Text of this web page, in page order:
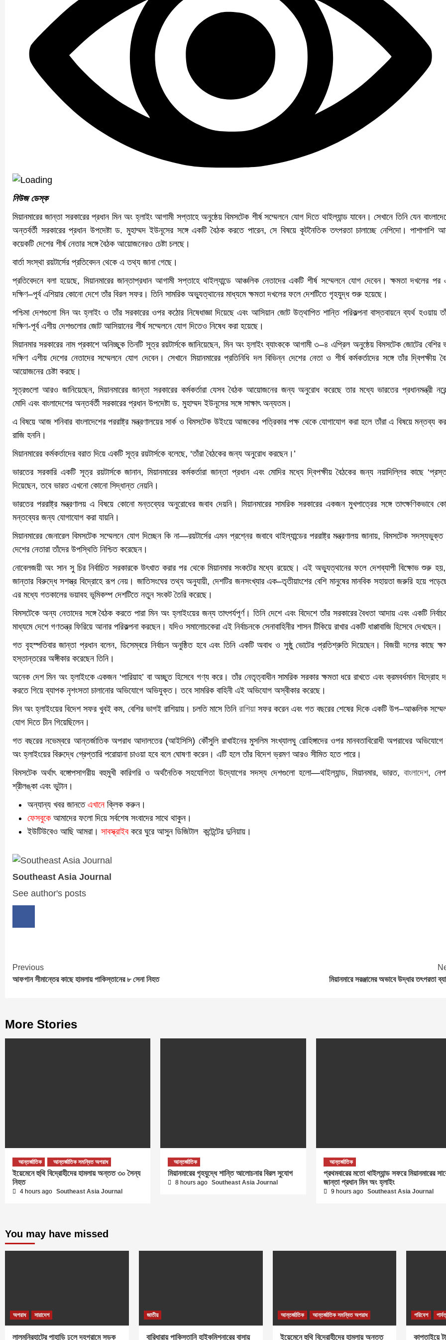
নিউজ ডেস্ক
মিয়ানমারের জান্তা সরকারের প্রধান মিন অং হ্লাইং আগামী সপ্তাহে অনুষ্ঠেয় বিমসটেক শীর্ষ সম্মেলনে যোগ দিতে থাইল্যান্ড যাবেন। সেখানে তিনি যেন
অন্তর্বর্তী সরকারের প্রধান উপদেষ্টা ড. মুহাম্মদ ইউনূসের সঙ্গে একটি বৈঠক করতে পারেন, সে বিষয়ে কূটনৈতিক তৎপরতা চালাচ্ছে নেপিদো। পাশাপাশি
কয়েকটি দেশের শীর্ষ নেতার সঙ্গে বৈঠক আয়োজনেরও চেষ্টা চলছে।
বার্তা সংস্থা রয়টার্সের প্রতিবেদন থেকে এ তথ্য জানা গেছে।
প্রতিবেদনে বলা হয়েছে, মিয়ানমারের জান্তাপ্রধান আগামী সপ্তাহে থাইল্যান্ডে আঞ্চলিক নেতাদের একটি শীর্ষ সম্মেলনে যোগ দেবেন। ক্ষমতা দখলের পর
দক্ষিণ–পূর্ব এশিয়ার কোনো দেশে তাঁর বিরল সফর। তিনি সামরিক অভ্যুত্থানের মাধ্যমে ক্ষমতা দখলের ফলে দেশটিতে গৃহযুদ্ধ শুরু হয়েছে।
পশ্চিমা দেশগুলো মিন অং হ্লাইং ও তাঁর সরকারের ওপর কঠোর নিষেধাজ্ঞা দিয়েছে এবং আসিয়ান জোট উত্থাপিত শান্তি পরিকল্পনা বাস্তবায়নে ব্যর্থ হওয়ায়
দক্ষিণ-পূর্ব এশীয় দেশগুলোর জোট আসিয়ানের শীর্ষ সম্মেলনে যোগ দিতেও নিষেধ করা হয়েছে।
মিয়ানমার সরকারের নাম প্রকাশে অনিচ্ছুক তিনটি সূত্র রয়টার্সকে জানিয়েছেন, মিন অং হ্লাইং ব্যাংককে আগামী ৩–৪ এপ্রিল অনুষ্ঠেয় বিমসটেক জোটের বেশির
দক্ষিণ এশীয় দেশের নেতাদের সম্মেলনে যোগ দেবেন। সেখানে মিয়ানমারের প্রতিনিধি দল বিভিন্ন দেশের নেতা ও শীর্ষ কর্মকর্তাদের সঙ্গে তাঁর দ্বিপক্ষীয়
আয়োজনের চেষ্টা করছে।
সূত্রগুলো আরও জানিয়েছেন, মিয়ানমারের জান্তা সরকারের কর্মকর্তারা যেসব বৈঠক আয়োজনের জন্য অনুরোধ করেছে তার মধ্যে ভারতের প্রধানমন্ত্রী
মোদি এবং বাংলাদেশের অন্তর্বর্তী সরকারের প্রধান উপদেষ্টা ড. মুহাম্মদ ইউনূসের সঙ্গে সাক্ষাৎ অন্যতম।
এ বিষয়ে আজ শনিবার বাংলাদেশের পররাষ্ট্র মন্ত্রণালয়ের সার্ক ও বিমসটেক উইংয়ে আজকের পত্রিকার পক্ষ থেকে যোগাযোগ করা হলে তাঁরা এ বিষয়ে মন্তব্য
রাজি হননি।
মিয়ানমারের কর্মকর্তাদের বরাত দিয়ে একটি সূত্র রয়টার্সকে বলেছে, ‘তাঁরা বৈঠকের জন্য অনুরোধ করছেন।’
ভারতের সরকারি একটি সূত্র রয়টার্সকে জানান, মিয়ানমারের কর্মকর্তারা জান্তা প্রধান এবং মোদির মধ্যে দ্বিপক্ষীয় বৈঠকের জন্য নয়াদিল্লির কাছে
দিয়েছেন, তবে ভারত এখনো কোনো সিদ্ধান্ত নেয়নি।
ভারতের পররাষ্ট্র মন্ত্রণালয় এ বিষয়ে কোনো মন্তব্যের অনুরোধের জবাব দেয়নি। মিয়ানমারের সামরিক সরকারের একজন মুখপাত্রের সঙ্গে তাৎক্ষণিকভাবে
মন্তব্যের জন্য যোগাযোগ করা যায়নি।
মিয়ানমারের জেনারেল বিমসটেক সম্মেলনে যোগ দিচ্ছেন কি না—রয়টার্সের এমন প্রশ্নের জবাবে থাইল্যান্ডের পররাষ্ট্র মন্ত্রণালয় জানায়, বিমসটেক
দেশের নেতারা তাঁদের উপস্থিতি নিশ্চিত করেছেন।
নোবেলজয়ী অং সান সু চির নির্বাচিত সরকারকে উৎখাত করার পর থেকে মিয়ানমার সংকটের মধ্যে রয়েছে। এই অভ্যুত্থানের ফলে দেশব্যাপী বিক্ষোভ শুরু
জান্তার বিরুদ্ধে সশস্ত্র বিদ্রোহে রূপ নেয়। জাতিসংঘের তথ্য অনুযায়ী, দেশটির জনসংখ্যার এক–তৃতীয়াংশের বেশি মানুষের মানবিক সহায়তা জরুরি হয়ে
এর মধ্যে গতকালের ভয়াবহ ভূমিকম্প দেশটিতে নতুন সংকট তৈরি করেছে।
বিমসটেকে অন্য নেতাদের সঙ্গে বৈঠক করতে পারা মিন অং হ্লাইংয়ের জন্য তাৎপর্যপূর্ণ। তিনি দেশে এবং বিদেশে তাঁর সরকারের বৈধতা আদায় এবং একটি
মাধ্যমে দেশে গণতন্ত্র ফিরিয়ে আনার পরিকল্পনা করছেন। যদিও সমালোচকেরা এই নির্বাচনকে সেনাবাহিনীর শাসন টিকিয়ে রাখার একটি ধাপ্পাবাজি হিসেবে দেখছেন।
গত বৃহস্পতিবার জান্তা প্রধান বলেন, ডিসেম্বরে নির্বাচন অনুষ্ঠিত হবে এবং তিনি একটি অবাধ ও সুষ্ঠু ভোটের প্রতিশ্রুতি দিয়েছেন। বিজয়ী দলের কাছে
হস্তান্তরের অঙ্গীকার করেছেন তিনি।
অনেক দেশ মিন অং হ্লাইংকে একজন ‘পারিয়াহ’ বা অচ্ছুত হিসেবে গণ্য করে। তাঁর নেতৃত্বাধীন সামরিক সরকার ক্ষমতা ধরে রাখতে এবং ক্রমবর্ধমান বিদ্রোহ
করতে গিয়ে ব্যাপক নৃশংসতা চালানোর অভিযোগে অভিযুক্ত। তবে সামরিক বাহিনী এই অভিযোগ অস্বীকার করেছে।
মিন অং হ্লাইংয়ের বিদেশ সফর খুবই কম, বেশির ভাগই রাশিয়ায়। চলতি মাসে তিনিরাশিয়াসফর করেন এবং গত বছরের শেষের দিকে একটি উপ–আঞ্চলিক
যোগ দিতে চীন গিয়েছিলেন।
গত বছরের নভেম্বরে আন্তর্জাতিক অপরাধ আদালতের (আইসিসি) কৌঁসুলি রাখাইনের মুসলিম সংখ্যালঘু রোহিঙ্গাদের ওপর মানবতাবিরোধী অপরাধের অভিযোগে
অং হ্লাইংয়ের বিরুদ্ধে গ্রেপ্তারি পরোয়ানা চাওয়া হবে বলে ঘোষণা করেন। এটি হলে তাঁর বিদেশ ভ্রমণ আরও সীমিত হতে পারে।
বিমসটেক অর্থাৎ বঙ্গোপসাগরীয় বহুমুখী কারিগরি ও অর্থনৈতিক সহযোগিতা উদ্যোগের সদস্য দেশগুলো হলো—থাইল্যান্ড, মিয়ানমার, ভারত, বাংলাদেশ,
শ্রীলঙ্কা এবং ভুটান।
অন্যান্য খবর জানতে এখানে ক্লিক করুন।
ফেসবুকেআমাদের ফলো দিয়ে সর্বশেষ সংবাদের সাথে থাকুন।
ইউটিউবেও আছি আমরা। সাবস্ক্রাইব করে ঘুরে আসুন ডিজিটাল কন্টেন্টের দুনিয়ায়।
Southeast Asia Journal
See author's posts
Continue
Reading
Previous
আফগান সীমান্তের কাছে হামলায় পাকিস্তানের ৮ সেনা নিহত
মিয়ানমারে সরঞ্জামের অভাবে উদ্ধার তৎপরতা
More Stories
আন্তর্জাতিক আন্তর্জাতিক সমন্বিত অপরাধ
ইয়েমেনে হুথি বিদ্রোহীদের হামলায় অন্তত ৩০ সৈন্য
নিহত
4 hours ago Southeast Asia Journal
আন্তর্জাতিক
মিয়ানমারের গৃহযুদ্ধে শান্তি আলোচনার বিরল সুযোগ
8 hours ago Southeast Asia Journal
আন্তর্জাতিক
প্রথমবারের মতো থাইল্যান্ড সফরে মিয়ানমারের
জান্তা প্রধান মিন অং হ্লাইং
9 hours ago Southeast Asia Journal
You may have missed
অপরাধ সারাদেশ
লালমনিরহাটের পাহাড়ি ঢলে দহগ্রামে সড়ক
জাতীয়
বারিধারায় পাকিস্তানি হাইকমিশনারের বাসায়
আন্তর্জাতিক আন্তর্জাতিক সমন্বিত অপরাধ
ইয়েমেনে হুথি বিদ্রোহীদের হামলায় অন্তত
পরিবেশ
কাপ্তাইয়ে